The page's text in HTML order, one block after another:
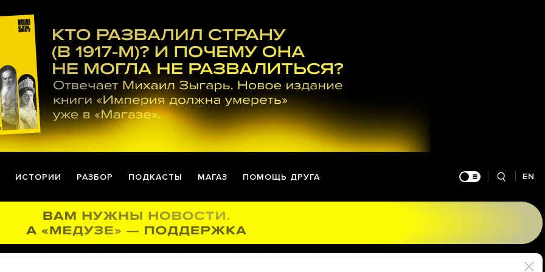
ИСТОРИИ РАЗБОР ПОДКАСТЫ МАГАЗ ПОМОЩЬ ДРУГА EN